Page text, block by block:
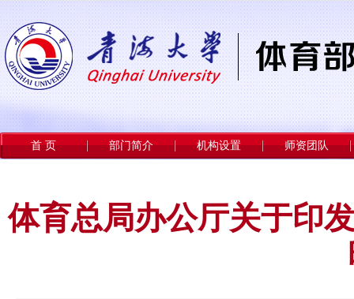
首 页 部门简介 机构设置 师资团队
体育总局办公厅关于印